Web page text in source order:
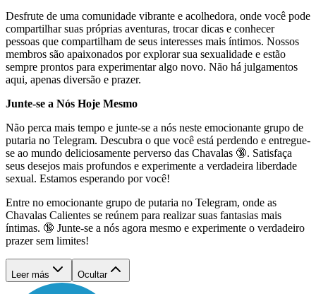
Desfrute de uma comunidade vibrante e acolhedora, onde você pode
compartilhar suas próprias aventuras, trocar dicas e conhecer
pessoas que compartilham de seus interesses mais íntimos. Nossos
membros são apaixonados por explorar sua sexualidade e estão
sempre prontos para experimentar algo novo. Não há julgamentos
aqui, apenas diversão e prazer.
Junte-se a Nós Hoje Mesmo
Não perca mais tempo e junte-se a nós neste emocionante grupo de
putaria no Telegram. Descubra o que você está perdendo e entregue-
se ao mundo deliciosamente perverso das Chavalas 🔞. Satisfaça
seus desejos mais profundos e experimente a verdadeira liberdade
sexual. Estamos esperando por você!
Entre no emocionante grupo de putaria no Telegram, onde as
Chavalas Calientes se reúnem para realizar suas fantasias mais
íntimas. 🔞 Junte-se a nós agora mesmo e experimente o verdadeiro
prazer sem limites!
Leer más Ocultar